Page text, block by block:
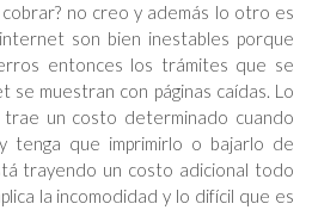
no creo y además lo otro es
son bien inestables porque
entonces los trámites que se
muestran con páginas caídas. Lo
un costo determinado cuando
tenga que imprimirlo o bajarlo de
trayendo un costo adicional todo
la incomodidad y lo difícil que es